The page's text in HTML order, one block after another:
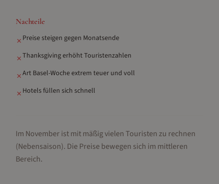
Nachteile
✗ Preise steigen gegen Monatsende
✗Thanksgiving erhöht Touristenzahlen
✗Art Basel-Woche extrem teuer und voll
✗ Hotels füllen sich schnell
Im November ist mit mäßig vielen Touristen zu rechnen
(Nebensaison). Die Preise bewegen sich im mittleren
Bereich.